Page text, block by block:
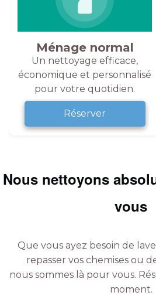
Ménage normal
Un nettoyage efficace,
économique et personnalisé
pour votre quotidien.
Réserver
Nous nettoyons
vous
Que vous ayez besoin de
repasser vos chemises ou
nous sommes là pour vous.
moment.